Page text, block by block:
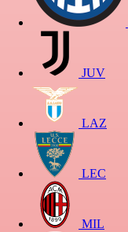
JUV
LAZ
LEC
MIL